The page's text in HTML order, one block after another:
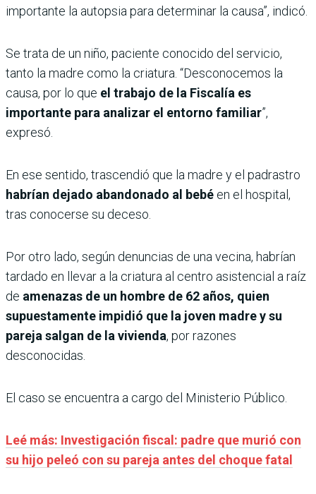
importante la autopsia para determinar la causa”, indicó.
Se trata de un niño, paciente conocido del servicio,
tanto la madre como la criatura. “Desconocemos la
causa, por lo que el trabajo de la Fiscalía es
importante para analizar el entorno familiar”,
expresó.
En ese sentido, trascendió que la madre y el padrastro
habrían dejado abandonado al bebé en el hospital,
tras conocerse su deceso.
Por otro lado, según denuncias de una vecina, habrían
tardado en llevar a la criatura al centro asistencial a raíz
de amenazas de un hombre de 62 años, quien
supuestamente impidió que la joven madre y su
pareja salgan de la vivienda, por razones
desconocidas.
El caso se encuentra a cargo del Ministerio Público.
Leé más: Investigación fiscal: padre que murió con
su hijo peleó con su pareja antes del choque fatal